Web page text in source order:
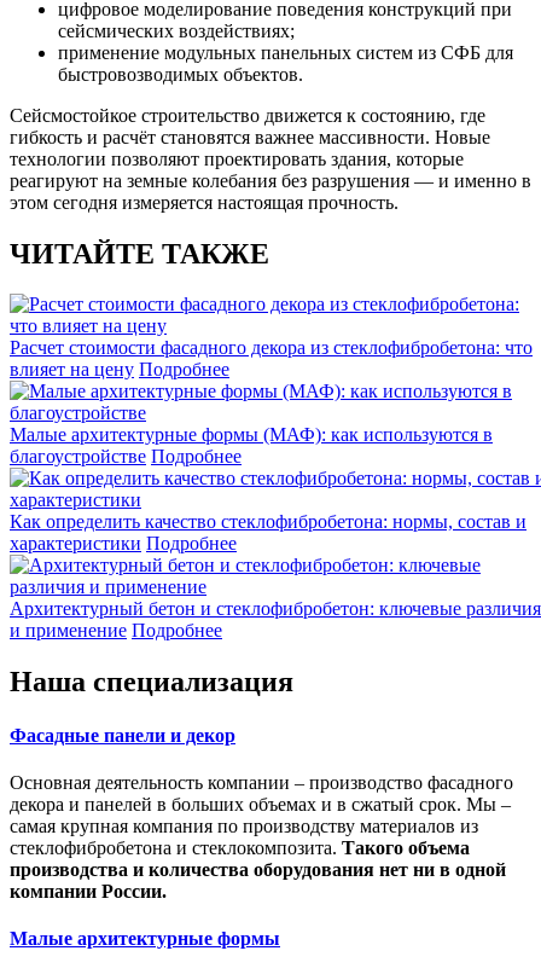
цифровое моделирование поведения конструкций при
сейсмических воздействиях;
применение модульных панельных систем из СФБ для
быстровозводимых объектов.
Сейсмостойкое строительство движется к состоянию, где
гибкость и расчёт становятся важнее массивности. Новые
технологии позволяют проектировать здания, которые
реагируют на земные колебания без разрушения — и именно в
этом сегодня измеряется настоящая прочность.
ЧИТАЙТЕ ТАКЖЕ
Расчет стоимости фасадного декора из стеклофибробетона: что
влияет на цену Подробнее
Малые архитектурные формы (МАФ): как используются в
благоустройстве Подробнее
Как определить качество стеклофибробетона: нормы, состав и
характеристики Подробнее
Архитектурный бетон и стеклофибробетон: ключевые различия
и применение Подробнее
Наша специализация
Фасадные панели и декор
Основная деятельность компании – производство фасадного
декора и панелей в больших объемах и в сжатый срок. Мы –
самая крупная компания по производству материалов из
стеклофибробетона и стеклокомпозита. Такого объема
производства и количества оборудования нет ни в одной
компании России.
Малые архитектурные формы